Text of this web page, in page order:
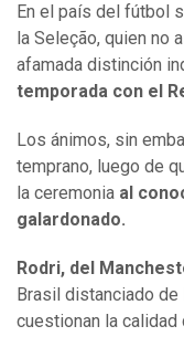
En el país del fútbol
la Seleção, quien no
afamada distinción
temporada con el
Los ánimos, sin
temprano, luego de
la ceremonia al
galardonado.
Rodri, del
Brasil distanciado de
cuestionan la